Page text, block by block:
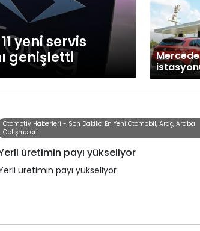
yeni servis
genişletti
ocak-
daraldı
Otomotiv Haberleri - Son Dakika En Yeni Otomobil, Araç, Araba
Gelişmeleri
üretimin payı yükseliyor
üretimin payı yükseliyor